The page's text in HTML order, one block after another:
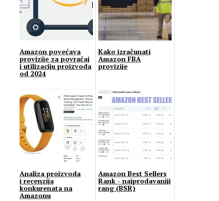
Amazon povećava
provizije za povraćaj
i utilizaciju proizvoda
od 2024
Kako izračunati
Amazon FBA
provizije
Analiza proizvoda
i recenzija
konkurenata na
Amazonu
Amazon Bеst Sеllеrs
Rаnk - najprodavaniji
rang (BSR)